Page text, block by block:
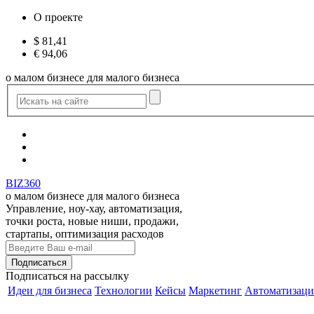
О проекте
$ 81,41
€ 94,06
о малом бизнесе для малого бизнеса
BIZ360
о малом бизнесе для малого бизнеса
Управление, ноу-хау, автоматизация,
точки роста, новые ниши, продажи,
стартапы, оптимизация расходов
Подписаться на рассылку
Идеи для бизнеса Технологии Кейсы Маркетинг